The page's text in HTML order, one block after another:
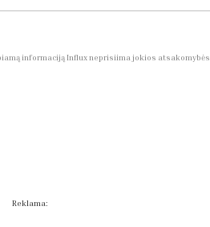
informaciją Influx neprisiima jokios atsakomybės
Reklama: